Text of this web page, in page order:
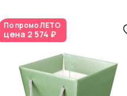
По промоЛЕТО
цена 2 574 ₽